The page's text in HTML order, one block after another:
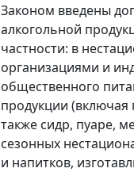
Законом введены
алкогольной
частности: в
организациями и
общественного
продукции (включая
также сидр, пуаре,
сезонных
и напитков,